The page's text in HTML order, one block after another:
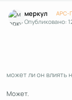
меркул APC-
Опубликовано:
может ли он влиять
Может.